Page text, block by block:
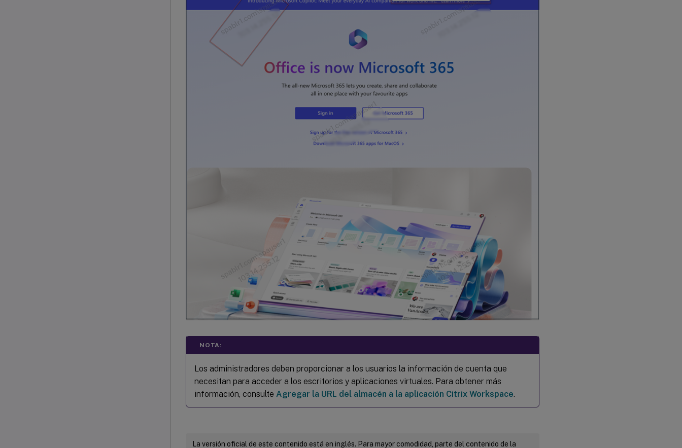
NOTA:
Los administradores deben proporcionar a los usuarios la información de cuenta que
necesitan para acceder a los escritorios y aplicaciones virtuales. Para obtener más
información, consulte Agregar la URL del almacén a la aplicación Citrix Workspace.
La versión oficial de este contenido está en inglés. Para mayor comodidad, parte del contenido de la